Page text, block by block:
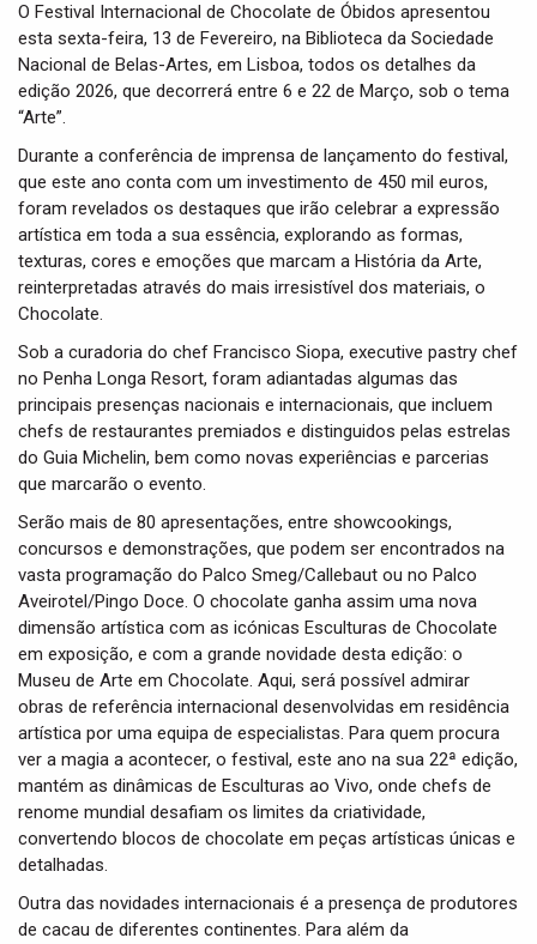
n
O Festival Internacional de Chocolate de Óbidos apresentou
esta sexta-feira, 13 de Fevereiro, na Biblioteca da Sociedade
Nacional de Belas-Artes, em Lisboa, todos os detalhes da
edição 2026, que decorrerá entre 6 e 22 de Março, sob o tema
“Arte”.
Durante a conferência de imprensa de lançamento do festival,
que este ano conta com um investimento de 450 mil euros,
foram revelados os destaques que irão celebrar a expressão
artística em toda a sua essência, explorando as formas,
texturas, cores e emoções que marcam a História da Arte,
reinterpretadas através do mais irresistível dos materiais, o
Chocolate.
Sob a curadoria do chef Francisco Siopa, executive pastry chef
no Penha Longa Resort, foram adiantadas algumas das
principais presenças nacionais e internacionais, que incluem
chefs de restaurantes premiados e distinguidos pelas estrelas
do Guia Michelin, bem como novas experiências e parcerias
que marcarão o evento.
Serão mais de 80 apresentações, entre showcookings,
concursos e demonstrações, que podem ser encontrados na
vasta programação do Palco Smeg/Callebaut ou no Palco
Aveirotel/Pingo Doce. O chocolate ganha assim uma nova
dimensão artística com as icónicas Esculturas de Chocolate
em exposição, e com a grande novidade desta edição: o
Museu de Arte em Chocolate. Aqui, será possível admirar
obras de referência internacional desenvolvidas em residência
artística por uma equipa de especialistas. Para quem procura
ver a magia a acontecer, o festival, este ano na sua 22ª edição,
mantém as dinâmicas de Esculturas ao Vivo, onde chefs de
renome mundial desafiam os limites da criatividade,
convertendo blocos de chocolate em peças artísticas únicas e
detalhadas.
Outra das novidades internacionais é a presença de produtores
de cacau de diferentes continentes. Para além da